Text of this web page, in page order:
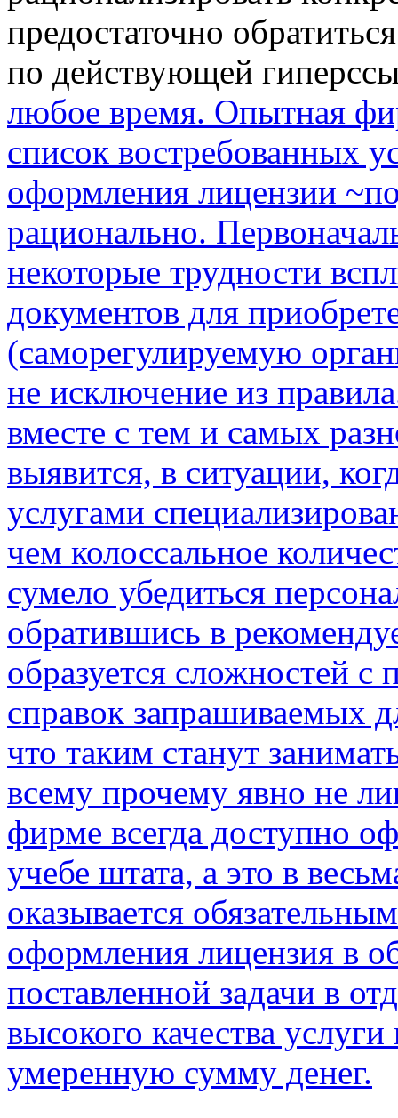
предостаточно
по действующей
любое время. Опытная
список востребованных
оформления лицензии
рационально.
некоторые трудности
документов для
(саморегулируемую
не исключение из
вместе с тем и самых
выявится, в ситуации,
услугами
чем колоссальное
сумело убедиться
обратившись в
образуется сложностей
справок запрашиваемых
что таким станут
всему прочему явно не
фирме всегда доступно
учебе штата, а это в
оказывается
оформления лицензия в
поставленной задачи в
высокого качества
умеренную сумму денег.